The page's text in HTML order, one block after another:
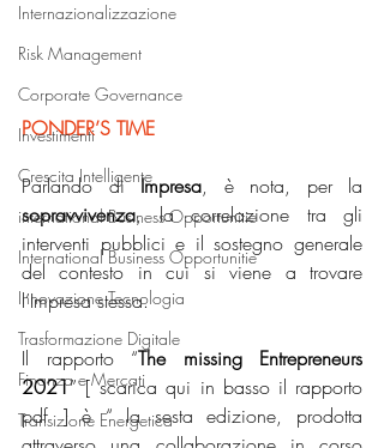
Internazionalizzazione
Risk Management
Corporate Governance
Investimenti
Crescita Intelligente
international Business Opportunitie
International Business Opportunitie
Innovazione Tecnologia
Trasformazione Digitale
Finanza e Mercati
Transizione Energetica
PONDER’S TIME
Parlando di Impresa
sopravvivenza, la correlazione tra gli
interventi pubblici e il sostegno generale
del contesto in cui si viene a trovare
l’Impresa stessa.
Il rapporto “The missing Entrepreneurs
2021” [ scarica qui in basso il rapporto
pdf ] è “ la sesta edizione, prodotta